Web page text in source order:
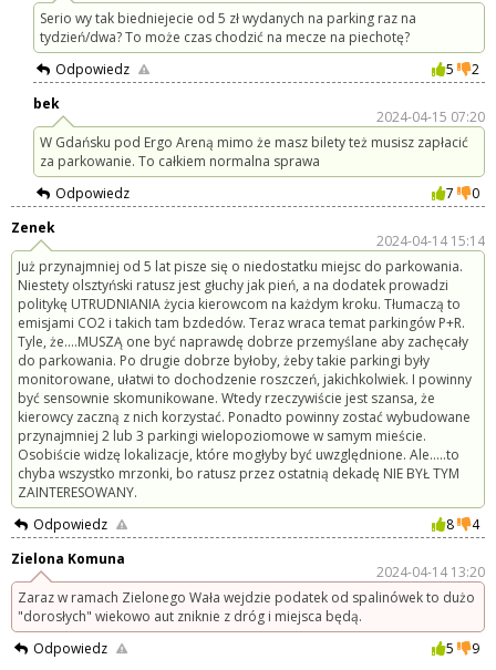
Serio wy tak biedniejecie od 5 zł wydanych na parking raz na
tydzień/dwa? To może czas chodzić na mecze na piechotę?
Odpowiedz
5
2
bek
2024-04-15 07:20
W Gdańsku pod Ergo Areną mimo że masz bilety też musisz zapłacić
za parkowanie. To całkiem normalna sprawa
Odpowiedz
7
0
Zenek
2024-04-14 15:14
Już przynajmniej od 5 lat pisze się o niedostatku miejsc do parkowania.
Niestety olsztyński ratusz jest głuchy jak pień, a na dodatek prowadzi
politykę UTRUDNIANIA życia kierowcom na każdym kroku. Tłumaczą to
emisjami CO2 i takich tam bzdedów. Teraz wraca temat parkingów P+R.
Tyle, że....MUSZĄ one być naprawdę dobrze przemyślane aby zachęcały
do parkowania. Po drugie dobrze byłoby, żeby takie parkingi były
monitorowane, ułatwi to dochodzenie roszczeń, jakichkolwiek. I powinny
być sensownie skomunikowane. Wtedy rzeczywiście jest szansa, że
kierowcy zaczną z nich korzystać. Ponadto powinny zostać wybudowane
przynajmniej 2 lub 3 parkingi wielopoziomowe w samym mieście.
Osobiście widzę lokalizacje, które mogłyby być uwzględnione. Ale.....to
chyba wszystko mrzonki, bo ratusz przez ostatnią dekadę NIE BYŁ TYM
ZAINTERESOWANY.
Odpowiedz
8
4
Zielona Komuna
2024-04-14 13:20
Zaraz w ramach Zielonego Wała wejdzie podatek od spalinówek to dużo
"dorosłych" wiekowo aut zniknie z dróg i miejsca będą.
Odpowiedz
5
9